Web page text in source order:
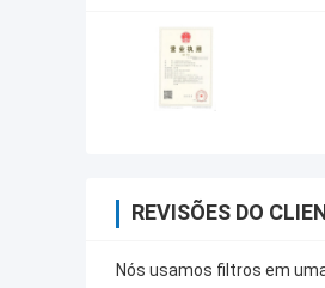
REVISÕES DO
Nós usamos filtros em